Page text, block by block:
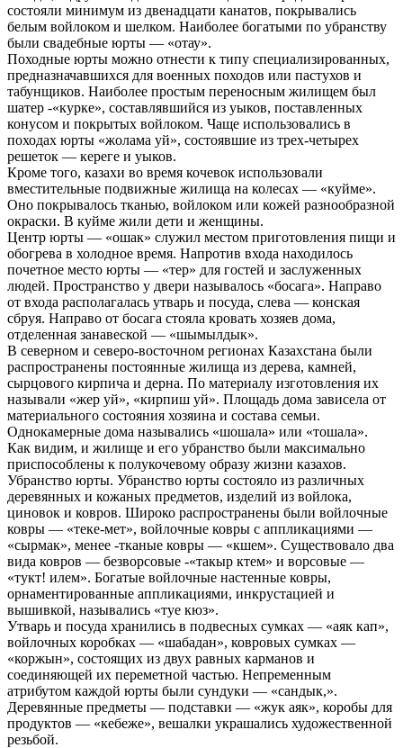
состояли минимум из двенадцати канатов, покрывались
белым войлоком и шелком. Наиболее богатыми по убранству
были свадебные юрты — «отау».
Походные юрты можно отнести к типу специализированных,
предназначавшихся для военных походов или пастухов и
табунщиков. Наиболее простым переносным жилищем был
шатер -«курке», составлявшийся из уыков, поставленных
конусом и покрытых войлоком. Чаще использовались в
походах юрты «жолама уй», состоявшие из трех-четырех
решеток — кереге и уыков.
Кроме того, казахи во время кочевок использовали
вместительные подвижные жилища на колесах — «куйме».
Оно покрывалось тканью, войлоком или кожей разнообразной
окраски. В куйме жили дети и женщины.
Центр юрты — «ошак» служил местом приготовления пищи и
обогрева в холодное время. Напротив входа находилось
почетное место юрты — «тер» для гостей и заслуженных
людей. Пространство у двери называлось «босага». Направо
от входа располагалась утварь и посуда, слева — конская
сбруя. Направо от босага стояла кровать хозяев дома,
отделенная занавеской — «шымылдык».
В северном и северо-восточном регионах Казахстана были
распространены постоянные жилища из дерева, камней,
сырцового кирпича и дерна. По материалу изготовления их
называли «жер уй», «кирпиш уй». Площадь дома зависела от
материального состояния хозяина и состава семьи.
Однокамерные дома назывались «шошала» или «тошала».
Как видим, и жилище и его убранство были максимально
приспособлены к полукочевому образу жизни казахов.
Убранство юрты. Убранство юрты состояло из различных
деревянных и кожаных предметов, изделий из войлока,
циновок и ковров. Широко распространены были войлочные
ковры — «теке-мет», войлочные ковры с аппликациями —
«сырмак», менее -тканые ковры — «кшем». Существовало два
вида ковров — безворсовые -«такыр ктем» и ворсовые —
«тукт! илем». Богатые войлочные настенные ковры,
орнаментированные аппликациями, инкрустацией и
вышивкой, назывались «туе кюз».
Утварь и посуда хранились в подвесных сумках — «аяк кап»,
войлочных коробках — «шабадан», ковровых сумках —
«коржын», состоящих из двух равных карманов и
соединяющей их переметной частью. Непременным
атрибутом каждой юрты были сундуки — «сандык,».
Деревянные предметы — подставки — «жук аяк», коробы для
продуктов — «кебеже», вешалки украшались художественной
резьбой.